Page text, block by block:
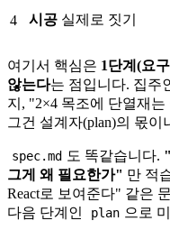
4 시공 실제로 짓기
여기서 핵심은 1단계(요
않는다는 점입니다. 집주
지, "2×4 목조에 단열재
그건 설계자(plan)의 몫이
spec.md 도 똑같습니다.
그게 왜 필요한가" 만 적
React로 보여준다" 같은
다음 단계인
plan 으로